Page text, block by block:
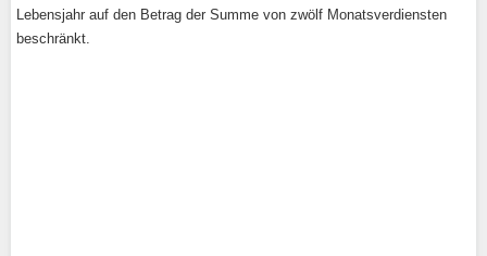
Lebensjahr auf den Betrag der Summe von zwölf Monatsverdiensten
beschränkt.